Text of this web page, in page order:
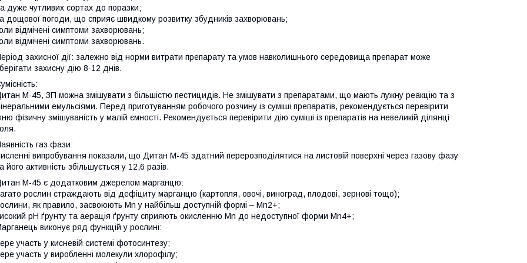
дуже чутливих сортах до поразки;
дощової погоди, що сприяє швидкому розвитку збудників захворювань;
відмічені симптоми захворювань;
відмічені симптоми захворювань.
захисної дії: залежно від норми витрати препарату та умов навколишнього середовища препарат може
захисну дію 8-12 днів.
М-45, ЗП можна змішувати з більшістю пестицидів. Не змішувати з препаратами, що мають лужну реакцію та з
емульсіями. Перед приготуванням робочого розчину із суміші препаратів, рекомендується перевірити
фізичну змішуваність у малій ємності. Рекомендується перевірити дію суміші із препаратів на невеликій ділянці
газ фази:
випробування показали, що Дитан М-45 здатний перерозподілятися на листовій поверхні через газову фазу
його активність збільшується у 12,6 разів.
М-45 є додатковим джерелом марганцю:
рослин страждають від дефіциту марганцю (картопля, овочі, виноград, плодові, зернові тощо);
як правило, засвоюють Mn у найбільш доступній формі – Mn2+;
рН ґрунту та аерація ґрунту сприяють окисленню Mn до недоступної форми Mn4+;
виконує ряд функцій у рослині:
участь у кисневій системі фотосинтезу;
участь у виробленні молекули хлорофілу;